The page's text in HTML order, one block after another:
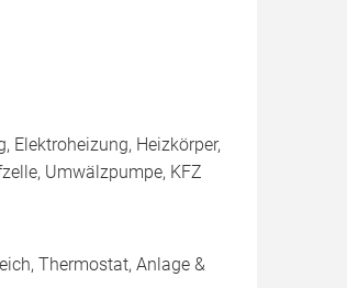
Elektroheizung, Heizkörper,
Umwälzpumpe, KFZ
Thermostat, Anlage &